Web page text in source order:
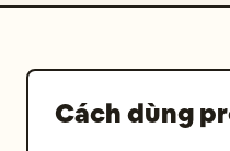
Cách dùng